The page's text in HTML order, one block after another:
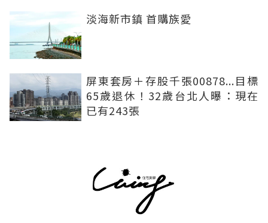
淡海新市鎮 首購族愛
屏東套房＋存股千張00878...目標
65歲退休！32歲台北人曝：現在
已有243張